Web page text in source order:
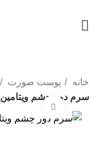
خانه پوست صورت
سرم دور چشم ویتامین C دکتر راشل DR.RASHEL